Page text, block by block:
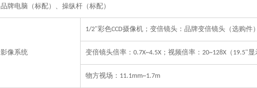
品牌电脑（标配）、操纵杆（标配）
影像系统
1/2"彩色CCD摄像机；变倍镜头：品牌变倍镜头（选购件
变倍镜头倍率： 0.7X~4.5X ；视频倍率： 20~128X （ 19.5"显
物方视场： 11.1mm~1.7m